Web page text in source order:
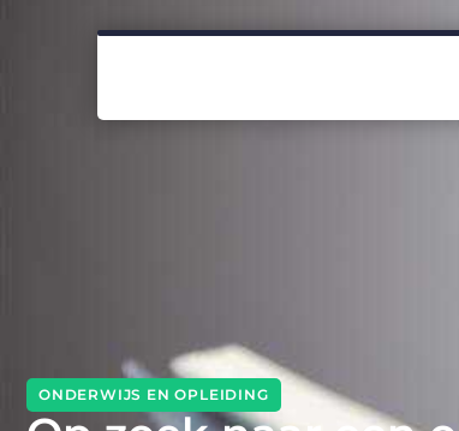
ONDERWIJS EN OPLEIDING